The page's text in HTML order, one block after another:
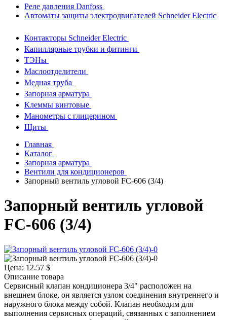
Реле давления Danfoss
Автоматы защиты электродвигателей Schneider Electric
Контакторы Schneider Electric
Капиллярные трубки и фитинги
ТЭНы
Маслоотделители
Медная труба
Запорная арматура
Клеммы винтовые
Манометры с глицерином
Щиты
Главная
Каталог
Запорная арматура
Вентили для кондиционеров
Запорный вентиль угловой FC-606 (3/4)
Запорный вентиль угловой
FC-606 (3/4)
Цена: 12.57 $
Описание товара
Сервисный клапан кондиционера 3/4" расположен на
внешнем блоке, он является узлом соединения внутреннего и
наружного блока между собой. Клапан необходим для
выполнения сервисных операций, связанных с заполнением